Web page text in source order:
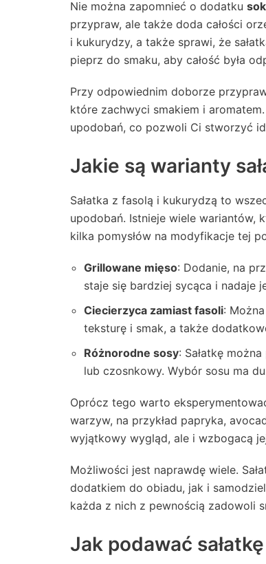
Nie można zapomnieć o dodatku
przypraw, ale także doda całości
i kukurydzy, a także sprawi, że
pieprz do smaku, aby całość była
Przy odpowiednim doborze
które zachwyci smakiem i
upodobań, co pozwoli Ci stworzyć
Jakie są warianty
Sałatka z fasolą i kukurydzą to
upodobań. Istnieje wiele wariantów,
kilka pomysłów na modyfikacje tej
Grillowane mięso: Dodanie, na
staje się bardziej sycąca i nadaje
Ciecierzyca zamiast fasoli:
teksturę i smak, a także
Różnorodne sosy: Sałatkę
lub czosnkowy. Wybór sosu ma
Oprócz tego warto
warzyw, na przykład papryka,
wyjątkowy wygląd, ale i wzbogacą
Możliwości jest naprawdę wiele.
dodatkiem do obiadu, jak i
każda z nich z pewnością zadowoli
Jak podawać